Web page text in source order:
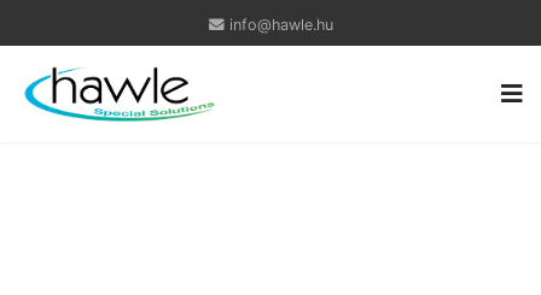
info@hawle.hu